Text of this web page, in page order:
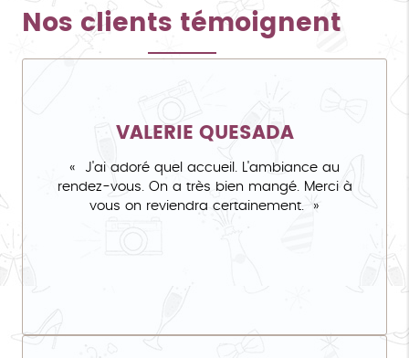
Nos clients témoignent
VALERIE QUESADA
J'ai adoré quel accueil. L'ambiance au
rendez-vous. On a très bien mangé. Merci à
vous on reviendra certainement.